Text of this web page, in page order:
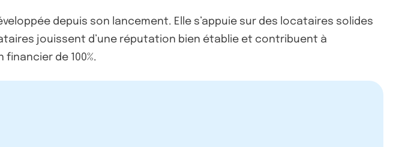
depuis son lancement. Elle s’appuie sur des locataires solides
jouissent d’une réputation bien établie et contribuent à
de 100%.